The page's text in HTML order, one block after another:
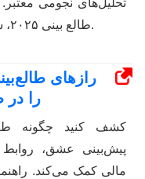
تحلیل‌های نجومی معتبر.
طالع بینی ۲۰۲۵، سرنوشت ستاره‌ای.
رازهای
را در
کشف کنید چگونه
پیش‌بینی عشق،
مالی کمک می‌کند.